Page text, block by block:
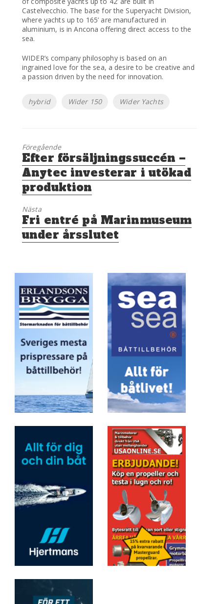
Castelvecchio. The base for the Superyacht Division,
where yachts up to 165’ are manufactured in
aluminium, is in Ancona offering direct access to the
sea.
WIDER’s company philosophy is based on an
ingrained love for the sea, a desire to be creative and
a passion driven by the need for innovation.
Etiketter
hybrid Wider 150 Wider Yachts
Föregående
Föregående
inlägg:
Efter försäljningssuccén –
Anytec investerar i utökad
produktion
Nästa
Nästa
inlägg:
​Fri entré på Marinmuseum
under årsslutet